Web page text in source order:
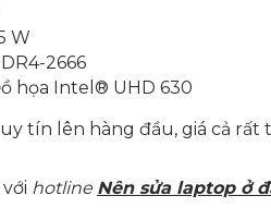
W
2666
họa Intel® UHD 630
tín lên hàng đầu, giá cả
hotline Nên sửa laptop ở